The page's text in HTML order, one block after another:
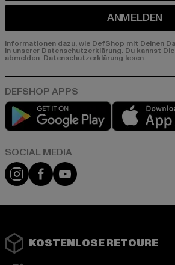
ANMELDEN
Informationen dazu, wie DefShop mit Deinen
in unserer Datenschutzerklärung. Du kannst
abmelden. Datenschutzerklärung lesen.
Play market
Instagram
FacebookYouTube
KOSTENLOSE RETOURE